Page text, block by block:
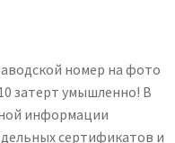
номер на фото
затерт умышленно! В
информации
сертификатов и